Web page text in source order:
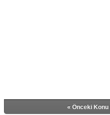
« Önceki Konu|